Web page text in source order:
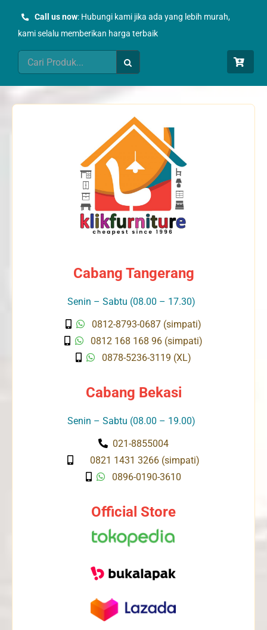
Call us now: Hubungi kami jika ada yang lebih murah,
kami selalu memberikan harga terbaik
Search
for:
Cabang Tangerang
Senin – Sabtu (08.00 – 17.30)
0812-8793-0687 (simpati)
0812 168 168 96 (simpati)
0878-5236-3119 (XL)
Cabang Bekasi
Senin – Sabtu (08.00 – 19.00)
021-8855004
0821 1431 3266 (simpati)
0896-0190-3610
Official Store